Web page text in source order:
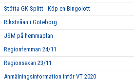
Stötta GK Splitt - Köp en Bingolott
Rikstvåan i Göteborg
JSM på hemmaplan
Regionfemman 24/11
Regionsexan 23/11
Anmälningsinformation inför VT 2020